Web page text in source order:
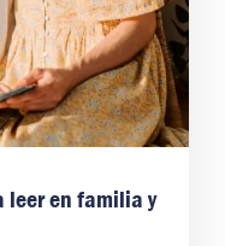
leer en familia y